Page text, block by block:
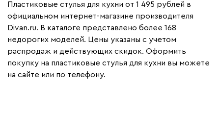
Пластиковые стулья для кухни от 1 495 рублей в
официальном интернет-магазине производителя
Divan.ru. В каталоге представлено более 168
недорогих моделей. Цены указаны с учетом
распродаж и действующих скидок. Оформить
покупку на пластиковые стулья для кухни вы можете
на сайте или по телефону.